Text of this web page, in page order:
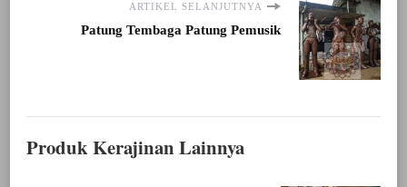
ARTIKEL SELANJUTNYA
Patung Tembaga Patung Pemusik
Produk Kerajinan Lainnya